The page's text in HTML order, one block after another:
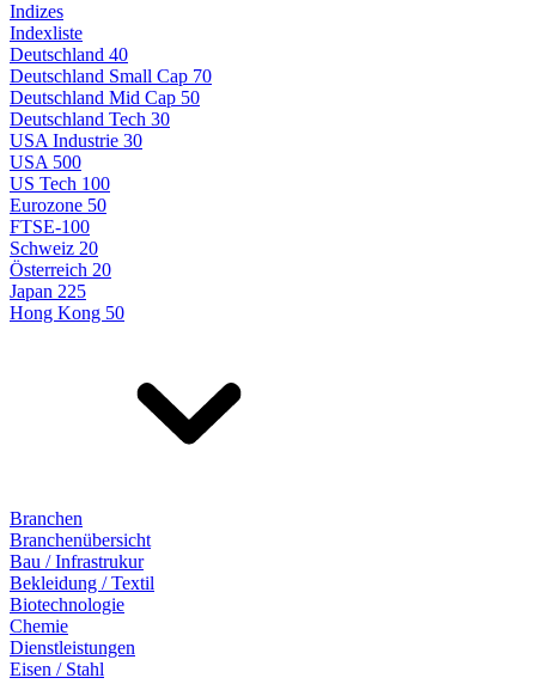
Indizes
Indexliste
Deutschland 40
Deutschland Small Cap 70
Deutschland Mid Cap 50
Deutschland Tech 30
USA Industrie 30
USA 500
US Tech 100
Eurozone 50
FTSE-100
Schweiz 20
Österreich 20
Japan 225
Hong Kong 50
Branchen
Branchenübersicht
Bau / Infrastrukur
Bekleidung / Textil
Biotechnologie
Chemie
Dienstleistungen
Eisen / Stahl